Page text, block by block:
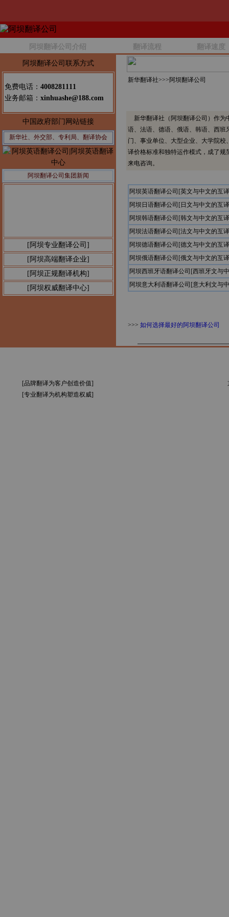
阿坝翻译公司介绍 翻译流程 翻译速度
阿坝翻译公司联系方式
免费电话： 4008281111
业务邮箱： xinhuashe@188.com
中国政府部门网站链接
新华社、外交部、专利局、翻译协会
阿坝翻译公司集团新闻
公告1：
[阿坝专业翻译公司]
[阿坝高端翻译企业]
[阿坝正规翻译机构]
[阿坝权威翻译中心]
新华翻译社>>> 阿坝翻译公司
新华翻译社（阿坝翻译公司）作为
语、法语、德语、俄语、韩语、西
门、事业单位、大型企业、大学院
译价格标准和独特运作模式，成了
来电咨询。
阿坝英语翻译公司[英文与中文的互
阿坝日语翻译公司[日文与中文的互
阿坝韩语翻译公司[韩文与中文的互
阿坝法语翻译公司[法文与中文的互
阿坝德语翻译公司[德文与中文的互
阿坝俄语翻译公司[俄文与中文的互
阿坝西班牙语翻译公司[西班牙文与
阿坝意大利语翻译公司[意大利文与
>>> 如何选择最好的阿坝翻译公司
[品牌翻译为客户创造价值]
[专业翻译为机构塑造权威]